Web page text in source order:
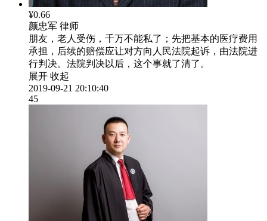
¥0.66
颜忠军 律师
朋友，老人受伤，千万不能私了；先把基本的医疗费用
承担，后续的赔偿应让对方向人民法院起诉，由法院进
行判决。法院判决以后，这个事就了清了。
展开 收起
2019-09-21 20:10:40
45